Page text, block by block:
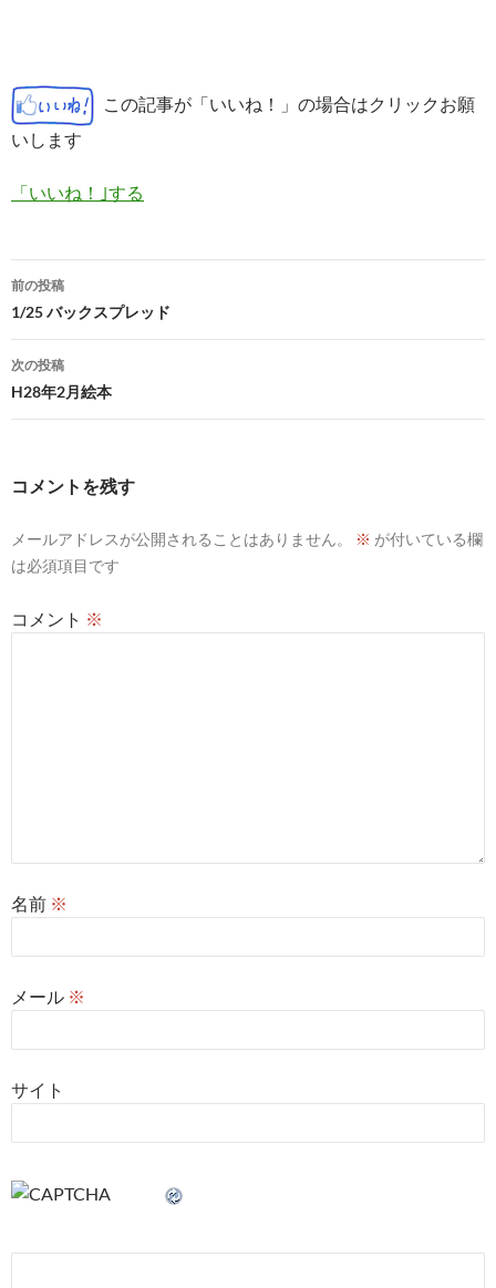
この記事が「いいね！」の場合はクリックお願
いします
「いいね！｣する
投
稿
ナ
ビ
ョ
前の投稿
1/25 バックスプレッド
次の投稿
H28年2月絵本
コメントを残す
メールアドレスが公開されることはありません。 ※ が付いている欄
は必須項目です
コメント ※
名前 ※
メール ※
サイト